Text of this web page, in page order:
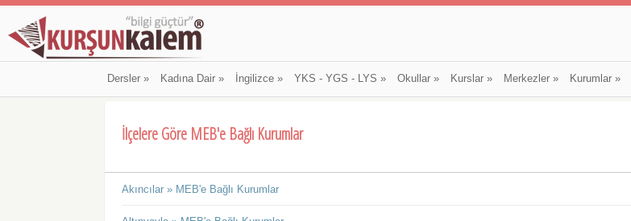
Dersler» Kadına Dair» İngilizce» YKS - YGS - LYS » Okullar» Kurslar» Merkezler» Kurumlar»
İlçelere Göre MEB'e Bağlı Kurumlar
Akıncılar » MEB'e Bağlı Kurumlar